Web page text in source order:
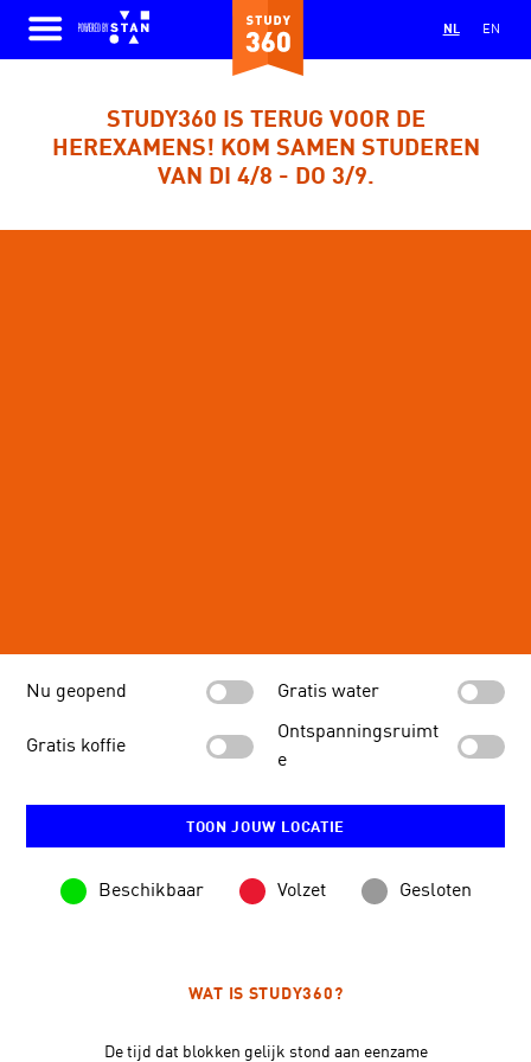
Ga naar de hoofdinhoud.
Open menu
NL EN
STUDY360 IS TERUG VOOR DE
HEREXAMENS! KOM SAMEN STUDEREN
VAN DI 4/8 - DO 3/9.
Nu geopend Gratis water
Gratis koffie
Ontspanningsruimt
e
TOON JOUW LOCATIE
Beschikbaar Volzet Gesloten
WAT IS STUDY360?
De tijd dat blokken gelijk stond aan eenzame